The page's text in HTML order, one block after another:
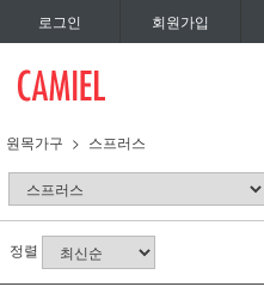
로그인 회원가입
원목가구 스프러스
정렬